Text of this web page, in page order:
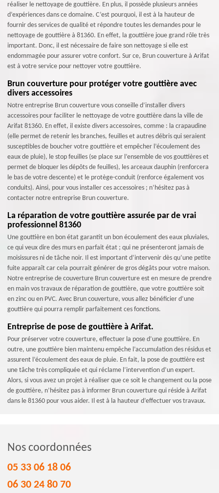
réaliser le nettoyage de gouttière. En plus, il possède plusieurs années
d’expériences dans ce domaine. C’est pourquoi, il est à la hauteur de
fournir des services de qualité et répondre toutes les demandes pour le
nettoyage de gouttière à 81360. En effet, la gouttière joue grand rôle très
important. Donc, il est nécessaire de faire son nettoyage si elle est
endommagée pour assurer votre confort. Sur ce, Brun couverture à Arifat
est à votre service pour nettoyer votre gouttière.
Brun couverture pour protéger votre gouttière avec
divers accessoires
Notre entreprise Brun couverture vous conseille d’installer divers
accessoires pour faciliter le nettoyage de votre gouttière dans la ville de
Arifat 81360. En effet, il existe divers accessoires, comme : la crapaudine
(elle permet de retenir les branches, feuilles et autres débris qui seraient
susceptibles de boucher votre gouttière et empêcher l’écoulement des
eaux de pluie), le stop feuilles (se place sur l’ensemble de vos gouttières et
permet de bloquer les dépôts de feuilles), les arceaux dauphin (renforcera
le bas de votre descente) et le protège-conduit (renforce également vos
conduits). Ainsi, pour vous installer ces accessoires ; n’hésitez pas à
contacter notre entreprise Brun couverture.
La réparation de votre gouttière assurée par de vrai
professionnel 81360
Une gouttière en bon état garantit un bon écoulement des eaux pluviales,
ce qui veux dire des murs en parfait état ; qui ne présenteront jamais de
moisissures ni de tâche noir. Il est important d’intervenir dès qu’une petite
fuite apparaît car cela pourrait générer de gros dégâts pour votre maison.
Notre entreprise de couverture Brun couverture est en mesure de prendre
en main vos travaux de réparation de gouttière, que votre gouttière soit
en zinc ou en PVC. Avec Brun couverture, vous allez bénéficier d’une
gouttière qui pourra remplir parfaitement ces fonctions.
Entreprise de pose de gouttière à Arifat.
Pour préserver votre couverture, effectuer la pose d’une gouttière. En
outre, une gouttière bien maintenu empêche l’accumulation des résidus et
assurent l’écoulement des eaux de pluie. En fait, la pose de gouttière est
une tâche très compliquée et qui réclame l’intervention d’un expert.
Alors, si vous avez un projet à réaliser que ce soit le changement ou la pose
de gouttière, n’hésitez pas à informer Brun couverture qui réside à Arifat
dans le 81360 pour vous aider. Il est à la hauteur d’effectuer vos travaux.
Nos coordonnées
05 33 06 18 06
06 30 24 80 70